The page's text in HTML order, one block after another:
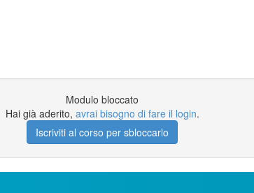
Modulo bloccato
Hai già aderito, avrai bisogno di fare il login.
Iscriviti al corso per sbloccarlo